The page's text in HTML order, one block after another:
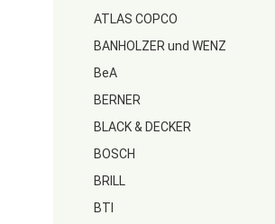
ATLAS COPCO
BANHOLZER und WENZ
BeA
BERNER
BLACK & DECKER
BOSCH
BRILL
BTI